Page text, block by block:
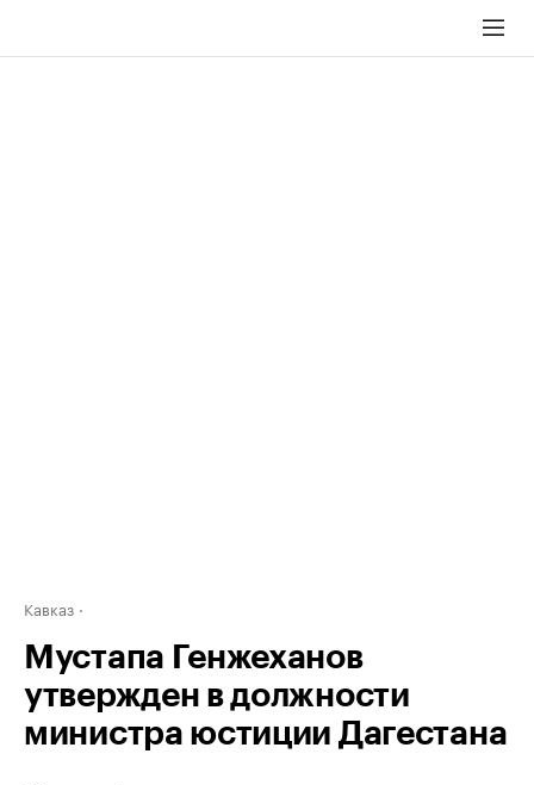
Кавказ
Мустапа Генжеханов
утвержден в должности
министра юстиции Дагестана